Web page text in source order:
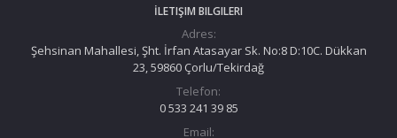
İLETIŞIM BILGILERI
Adres:
Şehsinan Mahallesi, Şht. İrfan Atasayar Sk. No:8 D:10C. Dükkan
23, 59860 Çorlu/Tekirdağ
Telefon:
0 533 241 39 85
Email: